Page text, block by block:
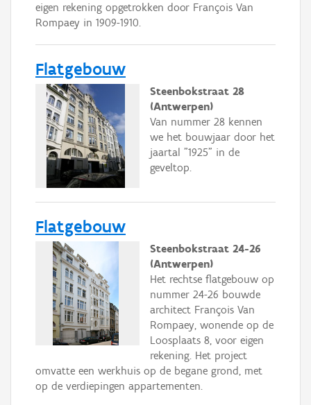
eigen rekening opgetrokken door François Van
Rompaey in 1909-1910.
Flatgebouw
Steenbokstraat 28
(Antwerpen)
Van nummer 28 kennen
we het bouwjaar door het
jaartal "1925" in de
geveltop.
Flatgebouw
Steenbokstraat 24-26
(Antwerpen)
Het rechtse flatgebouw op
nummer 24-26 bouwde
architect François Van
Rompaey, wonende op de
Loosplaats 8, voor eigen
rekening. Het project
omvatte een werkhuis op de begane grond, met
op de verdiepingen appartementen.